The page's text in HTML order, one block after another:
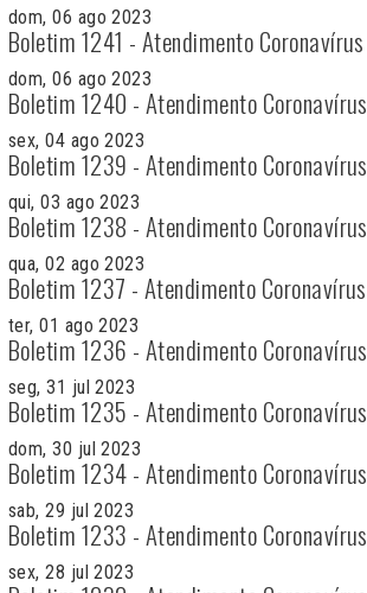
dom, 06 ago 2023
Boletim 1241 - Atendimento Coronavírus
dom, 06 ago 2023
Boletim 1240 - Atendimento Coronavírus
sex, 04 ago 2023
Boletim 1239 - Atendimento Coronavírus
qui, 03 ago 2023
Boletim 1238 - Atendimento Coronavírus
qua, 02 ago 2023
Boletim 1237 - Atendimento Coronavírus
ter, 01 ago 2023
Boletim 1236 - Atendimento Coronavírus
seg, 31 jul 2023
Boletim 1235 - Atendimento Coronavírus
dom, 30 jul 2023
Boletim 1234 - Atendimento Coronavírus
sab, 29 jul 2023
Boletim 1233 - Atendimento Coronavírus
sex, 28 jul 2023